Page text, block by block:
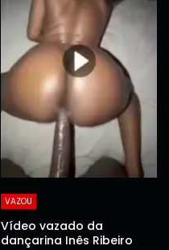
VAZOU
Vídeo vazado da
dançarina Inês Ribeiro